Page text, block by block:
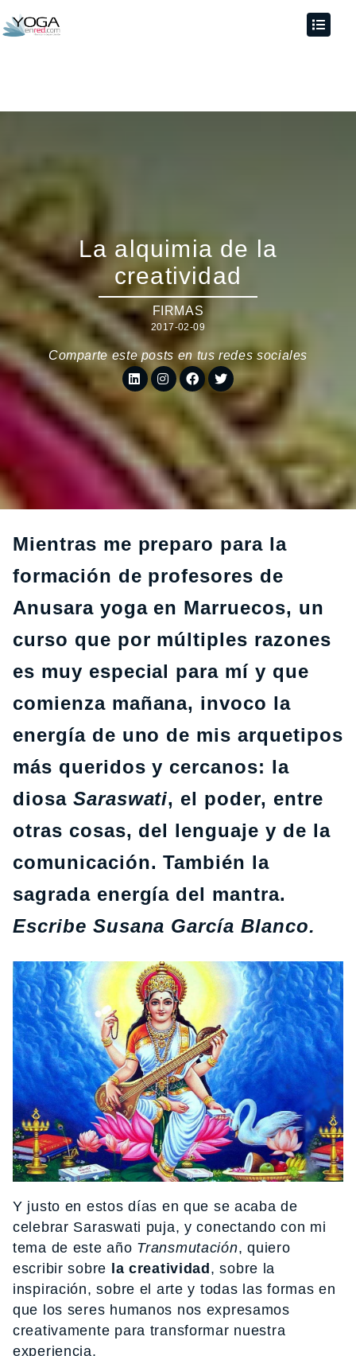
La alquimia de la
creatividad
FIRMAS
2017-02-09
Comparte este posts en tus redes sociales
Mientras me preparo para la
formación de profesores de
Anusara yoga en Marruecos, un
curso que por múltiples razones
es muy especial para mí y que
comienza mañana, invoco la
energía de uno de mis arquetipos
más queridos y cercanos: la
diosa Saraswati, el poder, entre
otras cosas, del lenguaje y de la
comunicación. También la
sagrada energía del mantra.
Escribe Susana García Blanco.
Y justo en estos días en que se acaba de
celebrar Saraswati puja, y conectando con mi
tema de este año Transmutación, quiero
escribir sobre la creatividad , sobre la
inspiración, sobre el arte y todas las formas en
que los seres humanos nos expresamos
creativamente para transformar nuestra
experiencia.